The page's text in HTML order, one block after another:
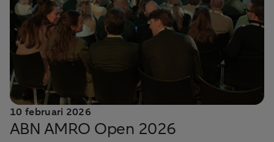
ABN AMRO Open 2026
10 februari 2026